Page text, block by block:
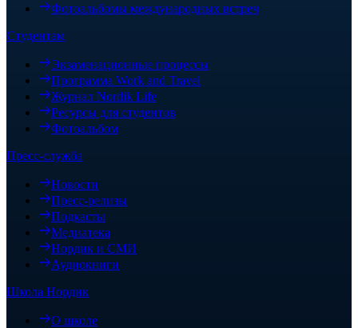
Фотоальбомы международных встреч
Студентам
Экзаменационные процессы
Программа Work and Travel
Журнал Nordik Life
Ресурсы для студентов
Фотоальбом
Пресс-служба
Новости
Пресс-релизы
Подкасты
Медиатека
Нордик и СМИ
Аудиокниги
Школа Нордик
О школе